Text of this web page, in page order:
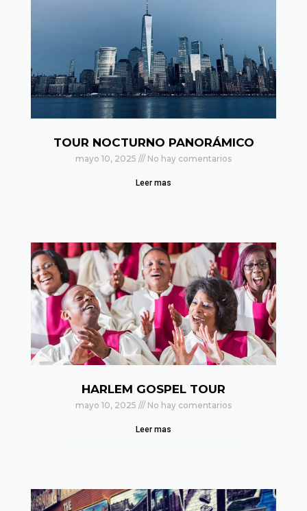
TOUR NOCTURNO PANORÁMICO
mayo 10, 2025 No hay comentarios
Leer mas
HARLEM GOSPEL TOUR
mayo 10, 2025 No hay comentarios
Leer mas